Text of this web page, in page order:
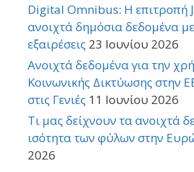
Digital Omnibus: Η επιτροπή
ανοιχτά δημόσια δεδομένα
εξαιρέσεις 23 Ιουνίου 2026
Ανοιχτά δεδομένα για την
Κοινωνικής Δικτύωσης στην
στις Γενιές 11 Ιουνίου 2026
Τι μας δείχνουν τα ανοιχτά
ισότητα των φύλων στην
2026